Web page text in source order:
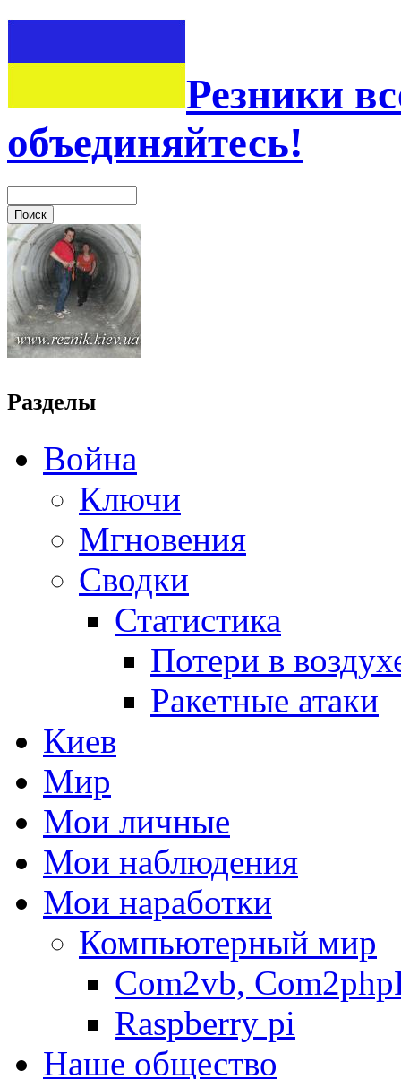
Резники
объединяйтесь!
Разделы
Война
Ключи
Мгновения
Сводки
Статистика
Потери в
Ракетные атаки
Киев
Мир
Мои личные
Мои наблюдения
Мои наработки
Компьютерный мир
Com2vb,
Raspberry pi
Наше общество